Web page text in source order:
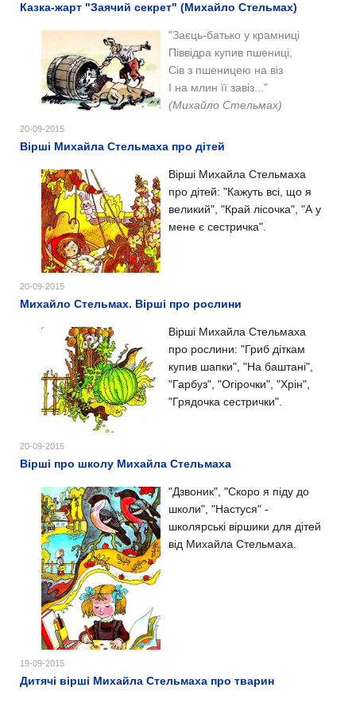
Казка-жарт "Заячий секрет" (Михайло Стельмах)
"Заєць-батько у крамниці
Піввідра купив пшениці,
Сів з пшеницею на віз
І на млин її завіз..."
(Михайло Стельмах)
20-09-2015
Вірші Михайла Стельмаха про дітей
Вірші Михайла Стельмаха
про дітей: "Кажуть всі, що я
великий", "Край лісочка", "А у
мене є сестричка".
20-09-2015
Михайло Стельмах. Вірші про рослини
Вірші Михайла Стельмаха
про рослини: "Гриб діткам
купив шапки", "На баштані",
"Гарбуз", "Огірочки", "Хрін",
"Грядочка сестрички".
20-09-2015
Вірші про школу Михайла Стельмаха
"Дзвоник", "Скоро я піду до
школи", "Настуся" -
школярські віршики для дітей
від Михайла Стельмаха.
19-09-2015
Дитячі вірші Михайла Стельмаха про тварин